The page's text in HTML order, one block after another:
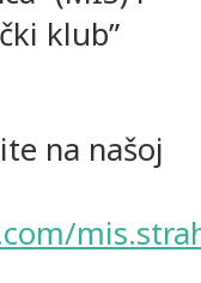
klub”
na našoj